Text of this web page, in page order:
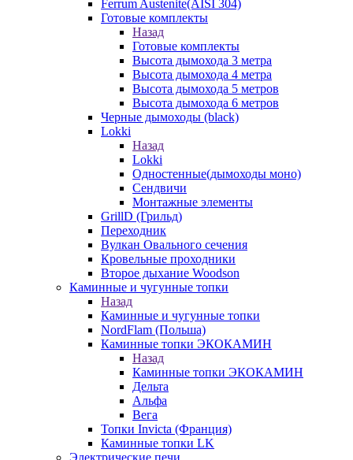
Ferrum Austenite(AISI 304)
Готовые комплекты
Назад
Готовые комплекты
Высота дымохода 3 метра
Высота дымохода 4 метра
Высота дымохода 5 метров
Высота дымохода 6 метров
Черные дымоходы (black)
Lokki
Назад
Lokki
Одностенные(дымоходы моно)
Сендвичи
Монтажные элементы
GrillD (Грильд)
Переходник
Вулкан Овального сечения
Кровельные проходники
Второе дыхание Woodson
Каминные и чугунные топки
Назад
Каминные и чугунные топки
NordFlam (Польша)
Каминные топки ЭКОКАМИН
Назад
Каминные топки ЭКОКАМИН
Дельта
Альфа
Вега
Топки Invicta (Франция)
Каминные топки LK
Электрические печи